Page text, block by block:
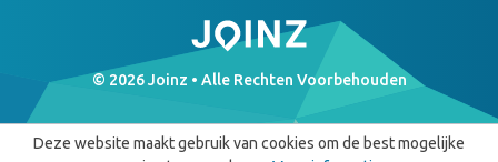
© 2026 Joinz • Alle Rechten Voorbehouden
Deze website maakt gebruik van cookies om de best mogelijke